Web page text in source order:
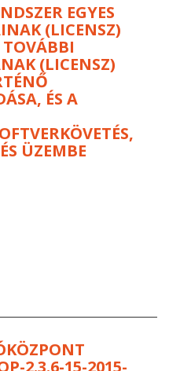
EGYES
(LICENSZ)
TOVÁBBI
(LICENSZ)
ÉS A
ÜZEMBE
2.3.6-15-2015-